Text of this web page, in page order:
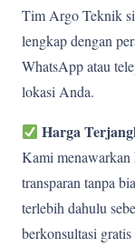
Tim Argo Teknik
lengkap dengan
WhatsApp atau
lokasi Anda.
Harga
Kami menawarkan
transparan tanpa
terlebih dahulu
berkonsultasi